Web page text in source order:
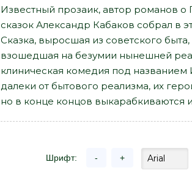
Известный прозаик, автор романов
сказок Александр Кабаков собрал в
Сказка, выросшая из советского
взошедшая на безумии нынешней
клиническая комедия под названием
далеки от бытового реализма, их
но в конце концов
Шрифт: - +